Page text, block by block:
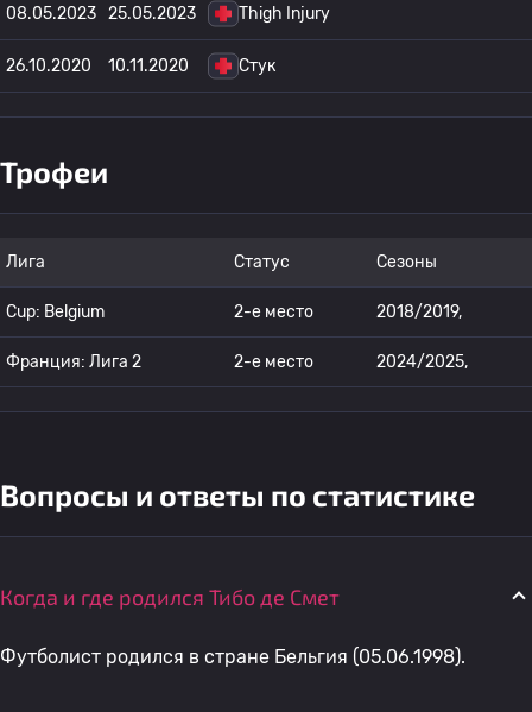
08.05.2023 25.05.2023 Thigh Injury
26.10.2020 10.11.2020 Стук
Трофеи
Лига Статус Сезоны
Cup: Belgium 2-е место 2018/2019,
Франция: Лига 2 2-е место 2024/2025,
Вопросы и ответы по статистике
Когда и где родился Тибо де Смет
Футболист родился в стране Бельгия (05.06.1998).